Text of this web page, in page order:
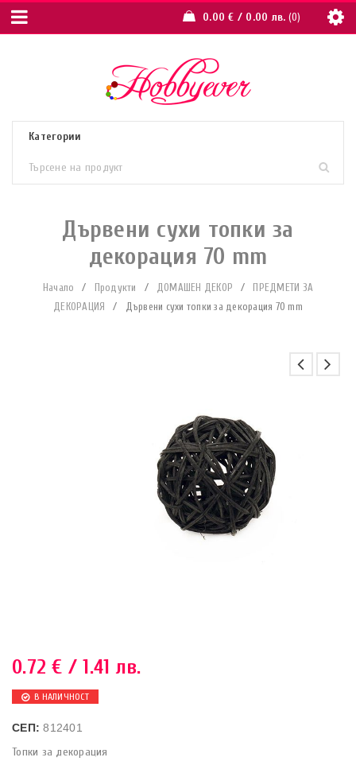
0.00€ / 0.00 лв. 0
Дървени сухи топки за
декорация 70 mm
Начало / Продукти / ДОМАШЕН ДЕКОР /
ПРЕДМЕТИ ЗА
ДЕКОРАЦИЯ
/ Дървени сухи топки за декорация 70 mm
0.72€ / 1.41 лв.
В НАЛИЧНОСТ
СЕП:812401
Топки за декорация